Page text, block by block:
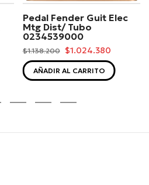
Pedal Fender Guit Elec
Mtg Dist/ Tubo
0234539000
$1.138.200 $1.024.380
AÑADIR AL CARRITO